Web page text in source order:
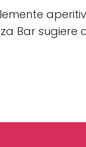
Bar sugiere